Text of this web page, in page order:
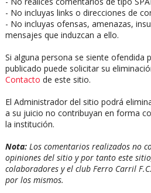
- No incluyas links o direcciones de
- No incluyas ofensas, amenazas,
mensajes que induzcan a ello.
Si alguna persona se siente ofendida
publicado puede solicitar su
Contacto de este sitio.
El Administrador del sitio podrá
a su juicio no contribuyan en forma
la institución.
Nota:Los comentarios realizados no
opiniones del sitio y por tanto este
colaboradores y el club Ferro Carril
por los mismos.